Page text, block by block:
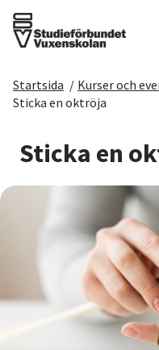
Det här gör vi
För dig som
Sök kurser och
Starta studiecirkel
Cirkelledare
Startsida / Kurser och
Sticka en oktröja
Sticka en